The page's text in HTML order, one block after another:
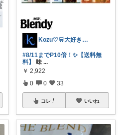
Kozu♡🛒大好き😆💕
#8/11までP10倍！✨【送料無
料】
味 ...
￥ 2,922
0 0 33
コレ いいね